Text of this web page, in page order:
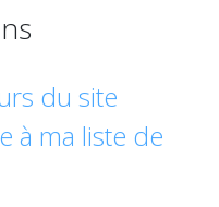
du site
à ma liste de